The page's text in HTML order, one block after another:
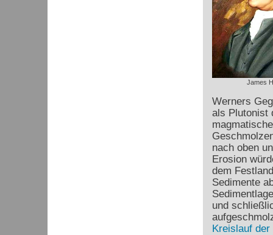
James
Werners
als Plutonist
nach oben
Erosion
dem
Sedimente
und
Kreislauf der